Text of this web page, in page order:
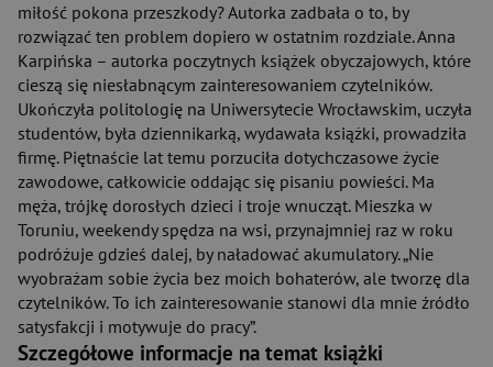
miłość pokona przeszkody? Autorka zadbała o to, by
rozwiązać ten problem dopiero w ostatnim rozdziale. Anna
Karpińska – autorka poczytnych książek obyczajowych, które
cieszą się niesłabnącym zainteresowaniem czytelników.
Ukończyła politologię na Uniwersytecie Wrocławskim, uczyła
studentów, była dziennikarką, wydawała książki, prowadziła
firmę. Piętnaście lat temu porzuciła dotychczasowe życie
zawodowe, całkowicie oddając się pisaniu powieści. Ma
męża, trójkę dorosłych dzieci i troje wnucząt. Mieszka w
Toruniu, weekendy spędza na wsi, przynajmniej raz w roku
podróżuje gdzieś dalej, by naładować akumulatory. „Nie
wyobrażam sobie życia bez moich bohaterów, ale tworzę dla
czytelników. To ich zainteresowanie stanowi dla mnie źródło
satysfakcji i motywuje do pracy”.
Szczegółowe informacje na temat książki